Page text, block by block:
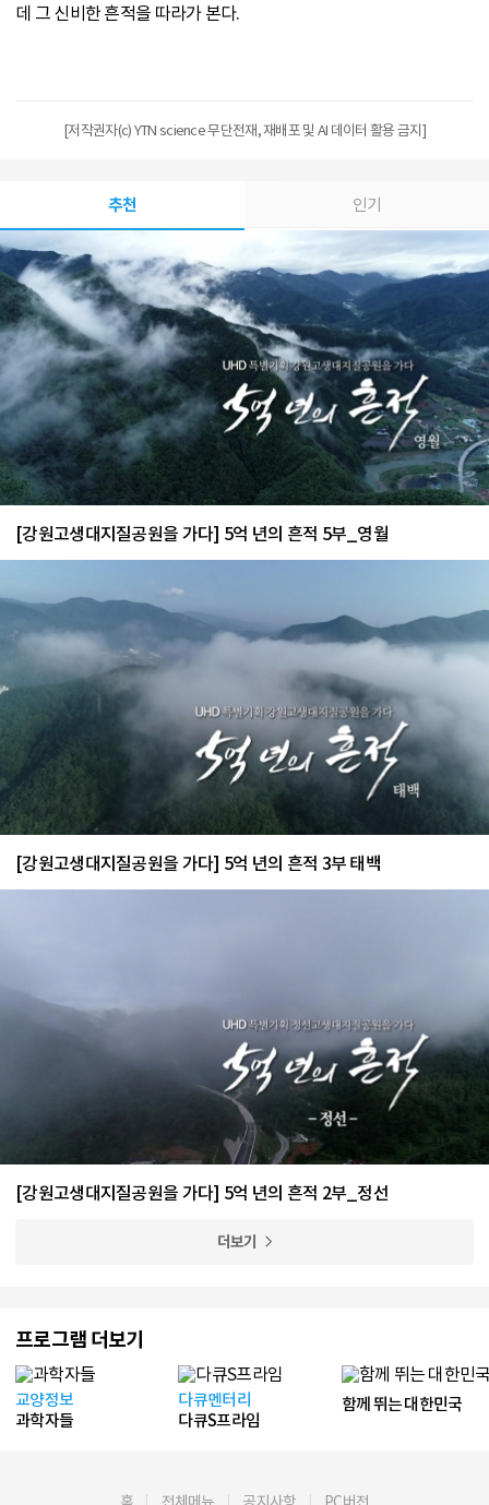
데 그 신비한 흔적을 따라가 본다.
[저작권자(c) YTN science 무단전재, 재배포 및 AI 데이터 활용 금지]
추천 인기
[강원고생대지질공원을 가다] 5억 년의 흔적 5부_영월
[강원고생대지질공원을 가다] 5억 년의 흔적 3부 태백
[강원고생대지질공원을 가다] 5억 년의 흔적 2부_정선
더보기
프로그램 더보기
교양정보
과학자들
다큐멘터리
다큐S프라임
함께 뛰는 대한민국